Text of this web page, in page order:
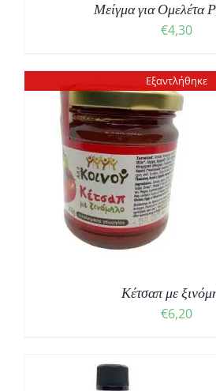
Μείγμα για Ομελέτα
€4,30
Εξαντλήθηκε
Κέτσαπ με
€6,20